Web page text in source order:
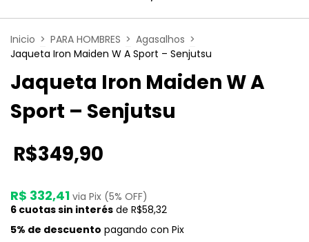
Inicio > PARA HOMBRES > Agasalhos >
Jaqueta Iron Maiden W A Sport – Senjutsu
Jaqueta Iron Maiden W A
Sport – Senjutsu
R$349,90
R$ 332,41 via Pix (5% OFF)
6 cuotas sin interés de R$58,32
5% de descuento pagando con Pix